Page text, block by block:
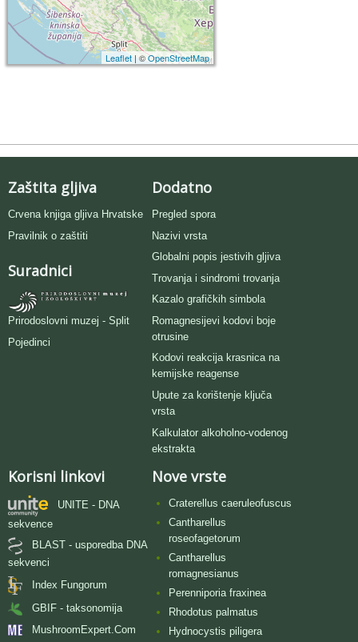
Leaflet| ©OpenStreetMap
Zaštita gljiva
Crvena knjiga gljiva Hrvatske
Pravilnik o zaštiti
Suradnici
Prirodoslovni muzej - Split
Pojedinci
Dodatno
Pregled spora
Nazivi vrsta
Globalni popis jestivih gljiva
Trovanja i sindromi trovanja
Kazalo grafičkih simbola
Romagnesijevi kodovi boje
otrusine
Kodovi reakcija krasnica na
kemijske reagense
Upute za korištenje ključa
vrsta
Kalkulator alkoholno-vodenog
ekstrakta
Korisni linkovi
UNITE - DNA
sekvence
BLAST - usporedba DNA
sekvenci
Index Fungorum
GBIF - taksonomija
MushroomExpert.Com
Nove vrste
Craterellus caeruleofuscus
Cantharellus
roseofagetorum
Cantharellus
romagnesianus
Perenniporia fraxinea
Rhodotus palmatus
Hydnocystis piligera